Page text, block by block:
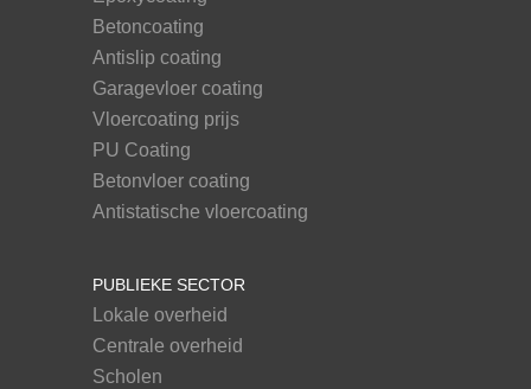
Betoncoating
Antislip coating
Garagevloer coating
Vloercoating prijs
PU Coating
Betonvloer coating
Antistatische vloercoating
PUBLIEKE SECTOR
Lokale overheid
Centrale overheid
Scholen